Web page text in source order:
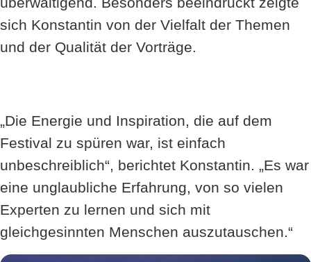
sich Konstantin von der Vielfalt der Themen
und der Qualität der Vorträge.
„Die Energie und Inspiration, die auf dem
Festival zu spüren war, ist einfach
unbeschreiblich“, berichtet Konstantin. „Es war
eine unglaubliche Erfahrung, von so vielen
Experten zu lernen und sich mit
gleichgesinnten Menschen auszutauschen.“